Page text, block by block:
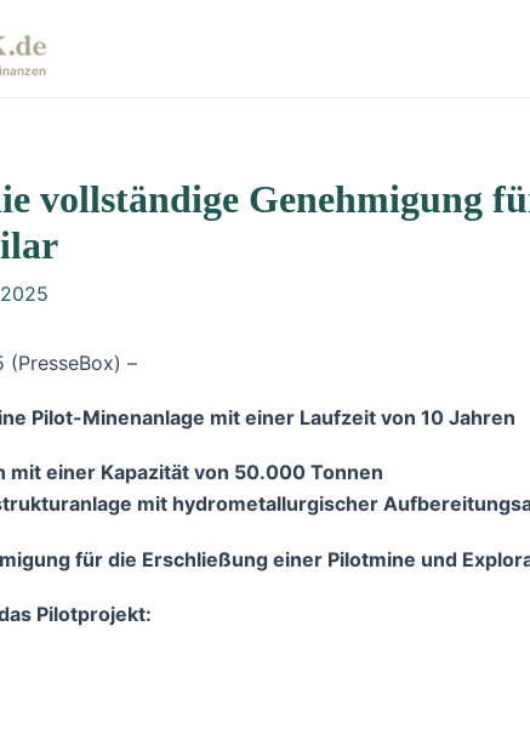
vollständige Genehmigung
(PresseBox) –
Pilot-Minenanlage mit einer Laufzeit von 10 Jahren
mit einer Kapazität von 50.000 Tonnen
mit hydrometallurgischer
für die Erschließung einer Pilotmine und
Pilotprojekt: